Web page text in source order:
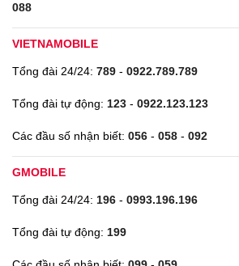
088
VIETNAMOBILE
Tổng đài 24/24: 789 - 0922.789.789
Tổng đài tự động: 123 - 0922.123.123
Các đầu số nhận biết: 056 - 058 - 092
GMOBILE
Tổng đài 24/24: 196 - 0993.196.196
Tổng đài tự động: 199